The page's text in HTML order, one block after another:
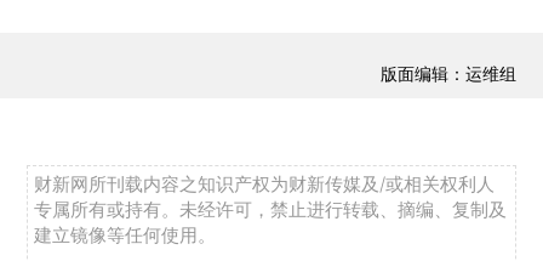
版面编辑：运维组
财新网所刊载内容之知识产权为财新传媒及/或相关权利人
专属所有或持有。未经许可，禁止进行转载、摘编、复制及
建立镜像等任何使用。